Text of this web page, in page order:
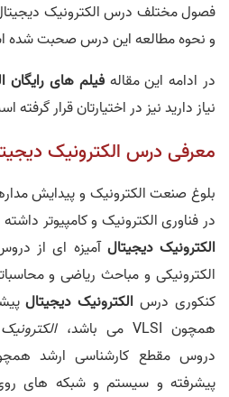
فصول مختلف درس الکترونیک
و نحوه مطالعه این درس صحبت شده
در ادامه این مقالهفیلم های رایگان
نیاز دارید نیز در اختیارتان قرار گرفته
معرفی درس الکترونیک
بلوغ صنعت الکترونیک و پیدایش
در فناوری الکترونیک و کامپیوتر
الکترونیک دیجیتال آمیزه ای از
الکترونیکی و مباحث ریاضی و
کنکوری درس الکترونیک دیجیتال
همچون VLSI می باشد،
دروس مقطع کارشناسی ارشد
پیشرفته و سیستم و شبکه های